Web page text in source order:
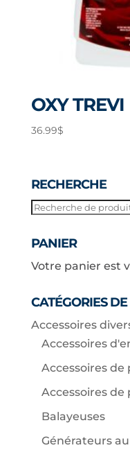
OXY TREVI
36.99$
RECHERCHE
Recherche
PANIER
Votre panier est
CATÉGORIES
Accessoires
Accessoires
Accessoires de
Accessoires de
Balayeuses
Générateurs au